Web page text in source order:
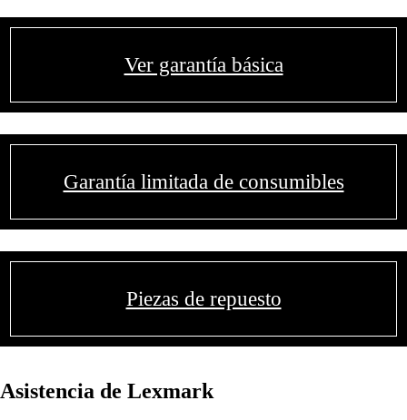
Ver garantía básica
Garantía limitada de consumibles
Piezas de repuesto
Asistencia de Lexmark